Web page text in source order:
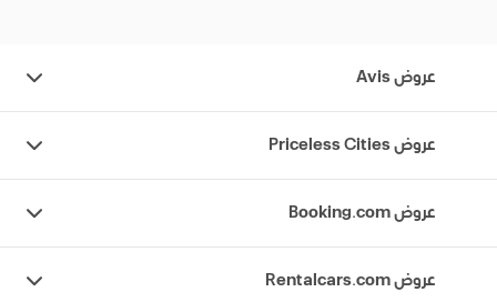
عروض Avis
عروض Priceless Cities
عروض Booking.com
عروض Rentalcars.com